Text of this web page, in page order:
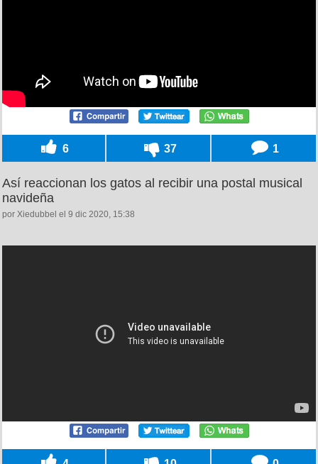
6 37 1
Así reaccionan los gatos al recibir una postal musical
navideña
por Xiedubbel el 9 dic 2020, 15:38